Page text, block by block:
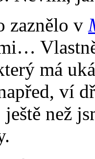
zaznělo v
má
ví
než